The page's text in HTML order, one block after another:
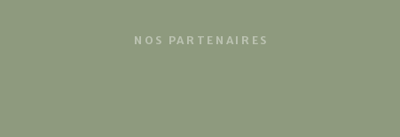
NOS PARTENAIRES